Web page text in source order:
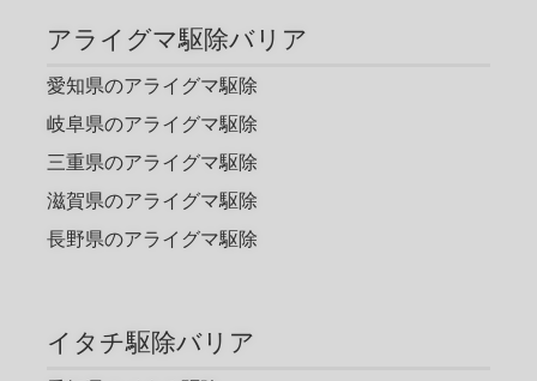
アライグマ駆除バリア
愛知県のアライグマ駆除
岐阜県のアライグマ駆除
三重県のアライグマ駆除
滋賀県のアライグマ駆除
長野県のアライグマ駆除
イタチ駆除バリア